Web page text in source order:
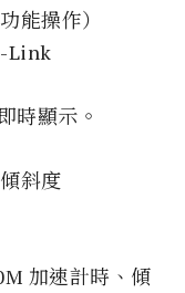
能操作）
Link
時顯示。
斜度
加速計時、傾